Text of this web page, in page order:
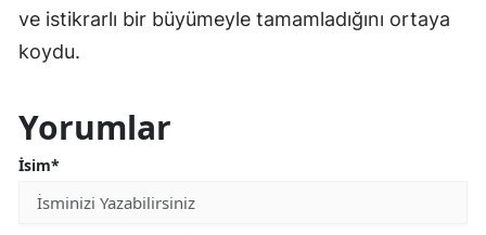
ve istikrarlı bir büyümeyle tamamladığını ortaya
koydu.
Yorumlar
İsim*